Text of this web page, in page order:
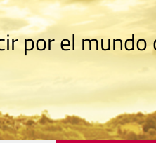
por el mundo